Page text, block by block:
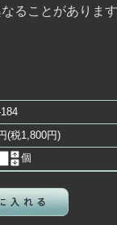
ることがありま
(税1,800円)
個